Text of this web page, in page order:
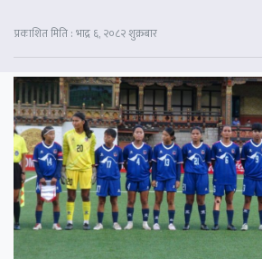
प्रकाशित मिति : भाद्र ६, २०८२ शुक्रबार